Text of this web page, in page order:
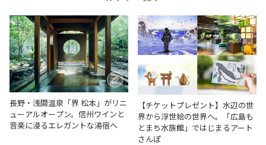
長野・浅間温泉「界 松本」がリニ
ューアルオープン。信州ワインと
音楽に浸るエレガントな湯宿へ
【チケットプレゼント】水辺の世
界から浮世絵の世界へ。「広島も
とまち水族館」ではじまるアート
さんぽ